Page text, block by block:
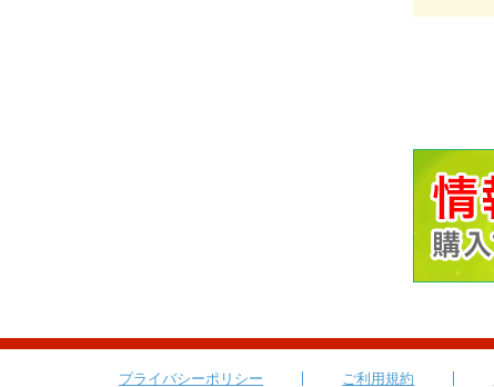
プライバシーポリシー ご利用規約